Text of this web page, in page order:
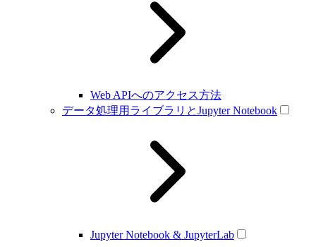
Web APIへのアクセス方法
データ処理用ライブラリとJupyter Notebook
Jupyter Notebook & JupyterLab